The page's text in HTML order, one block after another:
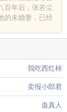
百年后，张若尘
的未婚妻，已经
我吃西红柿
卖报小郎君
蛊真人